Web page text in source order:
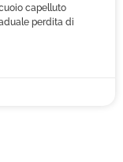
capelluto
perdita di